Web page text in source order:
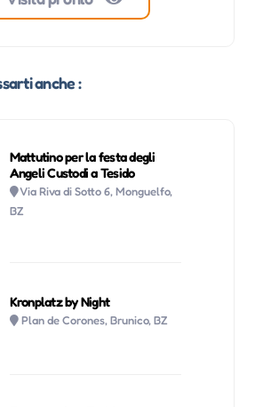
anche :
Mattutino per la festa degli
Angeli Custodi a Tesido
Via Riva di Sotto 6, Monguelfo,
BZ
Kronplatz by Night
Plan de Corones, Brunico, BZ